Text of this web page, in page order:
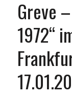
Greve
1972“